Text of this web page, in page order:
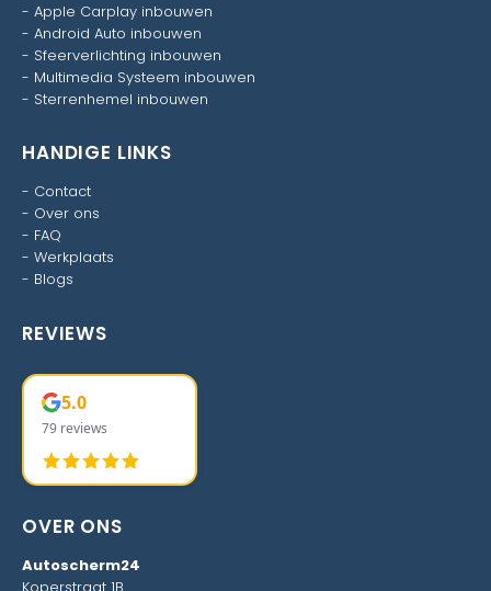
- Apple Carplay inbouwen
- Android Auto inbouwen
- Sfeerverlichting inbouwen
- Multimedia Systeem inbouwen
- Sterrenhemel inbouwen
HANDIGE LINKS
- Contact
- Over ons
- FAQ
- Werkplaats
- Blogs
REVIEWS
5.0
79 reviews
OVER ONS
Autoscherm24